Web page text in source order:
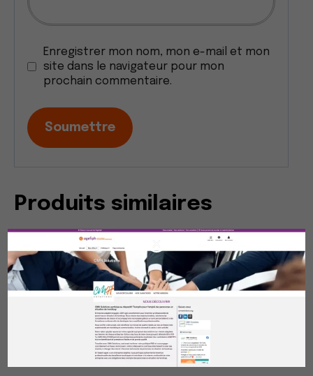
Enregistrer mon nom, mon e-mail et mon
site dans le navigateur pour mon
prochain commentaire.
Produits similaires